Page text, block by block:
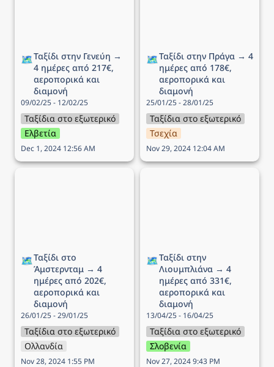
🗺️Ταξίδι στην Γενεύη →
4 ημέρες από 217€,
αεροπορικά και
διαμονή
09/02/25 - 12/02/25
Ταξίδια στο εξωτερικό
Ελβετία
Dec 1, 2024 12:56 AM
🗺️Ταξίδι στην Πράγα → 4
ημέρες από 178€,
αεροπορικά και
διαμονή
25/01/25 - 28/01/25
Ταξίδια στο εξωτερικό
Τσεχία
Nov 29, 2024 12:04 AM
🗺️Ταξίδι στο
Άμστερνταμ → 4
ημέρες από 202€,
αεροπορικά και
διαμονή
26/01/25 - 29/01/25
Ταξίδια στο εξωτερικό
Ολλανδία
Nov 28, 2024 1:55 PM
🗺️Ταξίδι στην
Λιουμπλιάνα → 4
ημέρες από 331€,
αεροπορικά και
διαμονή
13/04/25 - 16/04/25
Ταξίδια στο εξωτερικό
Σλοβενία
Nov 27, 2024 9:43 PM